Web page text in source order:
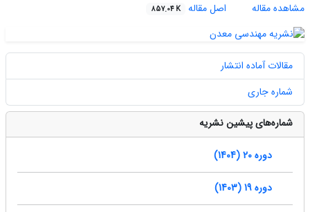
مشاهده مقاله
اصل مقاله 857.04 K
مقالات آماده انتشار
شماره جاری
شماره‌های پیشین نشریه
دوره 20 (1404)
دوره 19 (1403)